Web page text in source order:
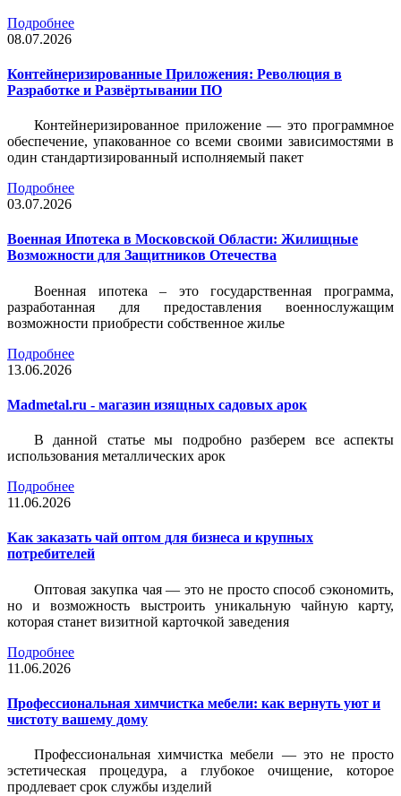
Подробнее
08.07.2026
Контейнеризированные Приложения: Революция в
Разработке и Развёртывании ПО
Контейнеризированное приложение — это программное
обеспечение, упакованное со всеми своими зависимостями в
один стандартизированный исполняемый пакет
Подробнее
03.07.2026
Военная Ипотека в Московской Области: Жилищные
Возможности для Защитников Отечества
Военная ипотека – это государственная программа,
разработанная для предоставления военнослужащим
возможности приобрести собственное жилье
Подробнее
13.06.2026
Madmetal.ru - магазин изящных садовых арок
В данной статье мы подробно разберем все аспекты
использования металлических арок
Подробнее
11.06.2026
Как заказать чай оптом для бизнеса и крупных
потребителей
Оптовая закупка чая — это не просто способ сэкономить,
но и возможность выстроить уникальную чайную карту,
которая станет визитной карточкой заведения
Подробнее
11.06.2026
Профессиональная химчистка мебели: как вернуть уют и
чистоту вашему дому
Профессиональная химчистка мебели — это не просто
эстетическая процедура, а глубокое очищение, которое
продлевает срок службы изделий